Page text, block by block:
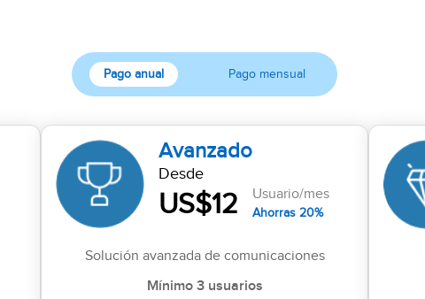
Pago anual Pago mensual
Avanzado
Desde
US$12 Usuario/mes
Ahorras 20%
Solución avanzada de comunicaciones
Mínimo 3 usuarios